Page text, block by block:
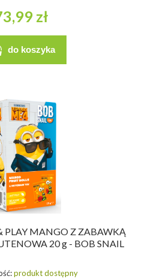
zł
do koszyka
PLAY MANGO Z ZABAWKĄ
20 g - BOB SNAIL
produkt dostępny